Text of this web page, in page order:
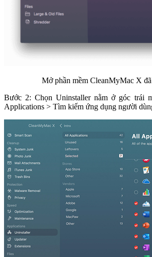
Mở phần mềm CleanMyMac X
Bước 2: Chọn Uninstaller nằm ở góc trái
Applications > Tìm kiếm ứng dụng người